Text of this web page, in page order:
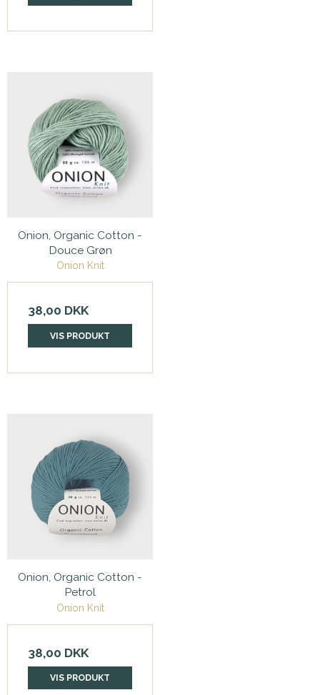
Onion, Organic Cotton -
Douce Grøn
Onion Knit
38,00 DKK
VIS PRODUKT
Onion, Organic Cotton -
Petrol
Onion Knit
38,00 DKK
VIS PRODUKT